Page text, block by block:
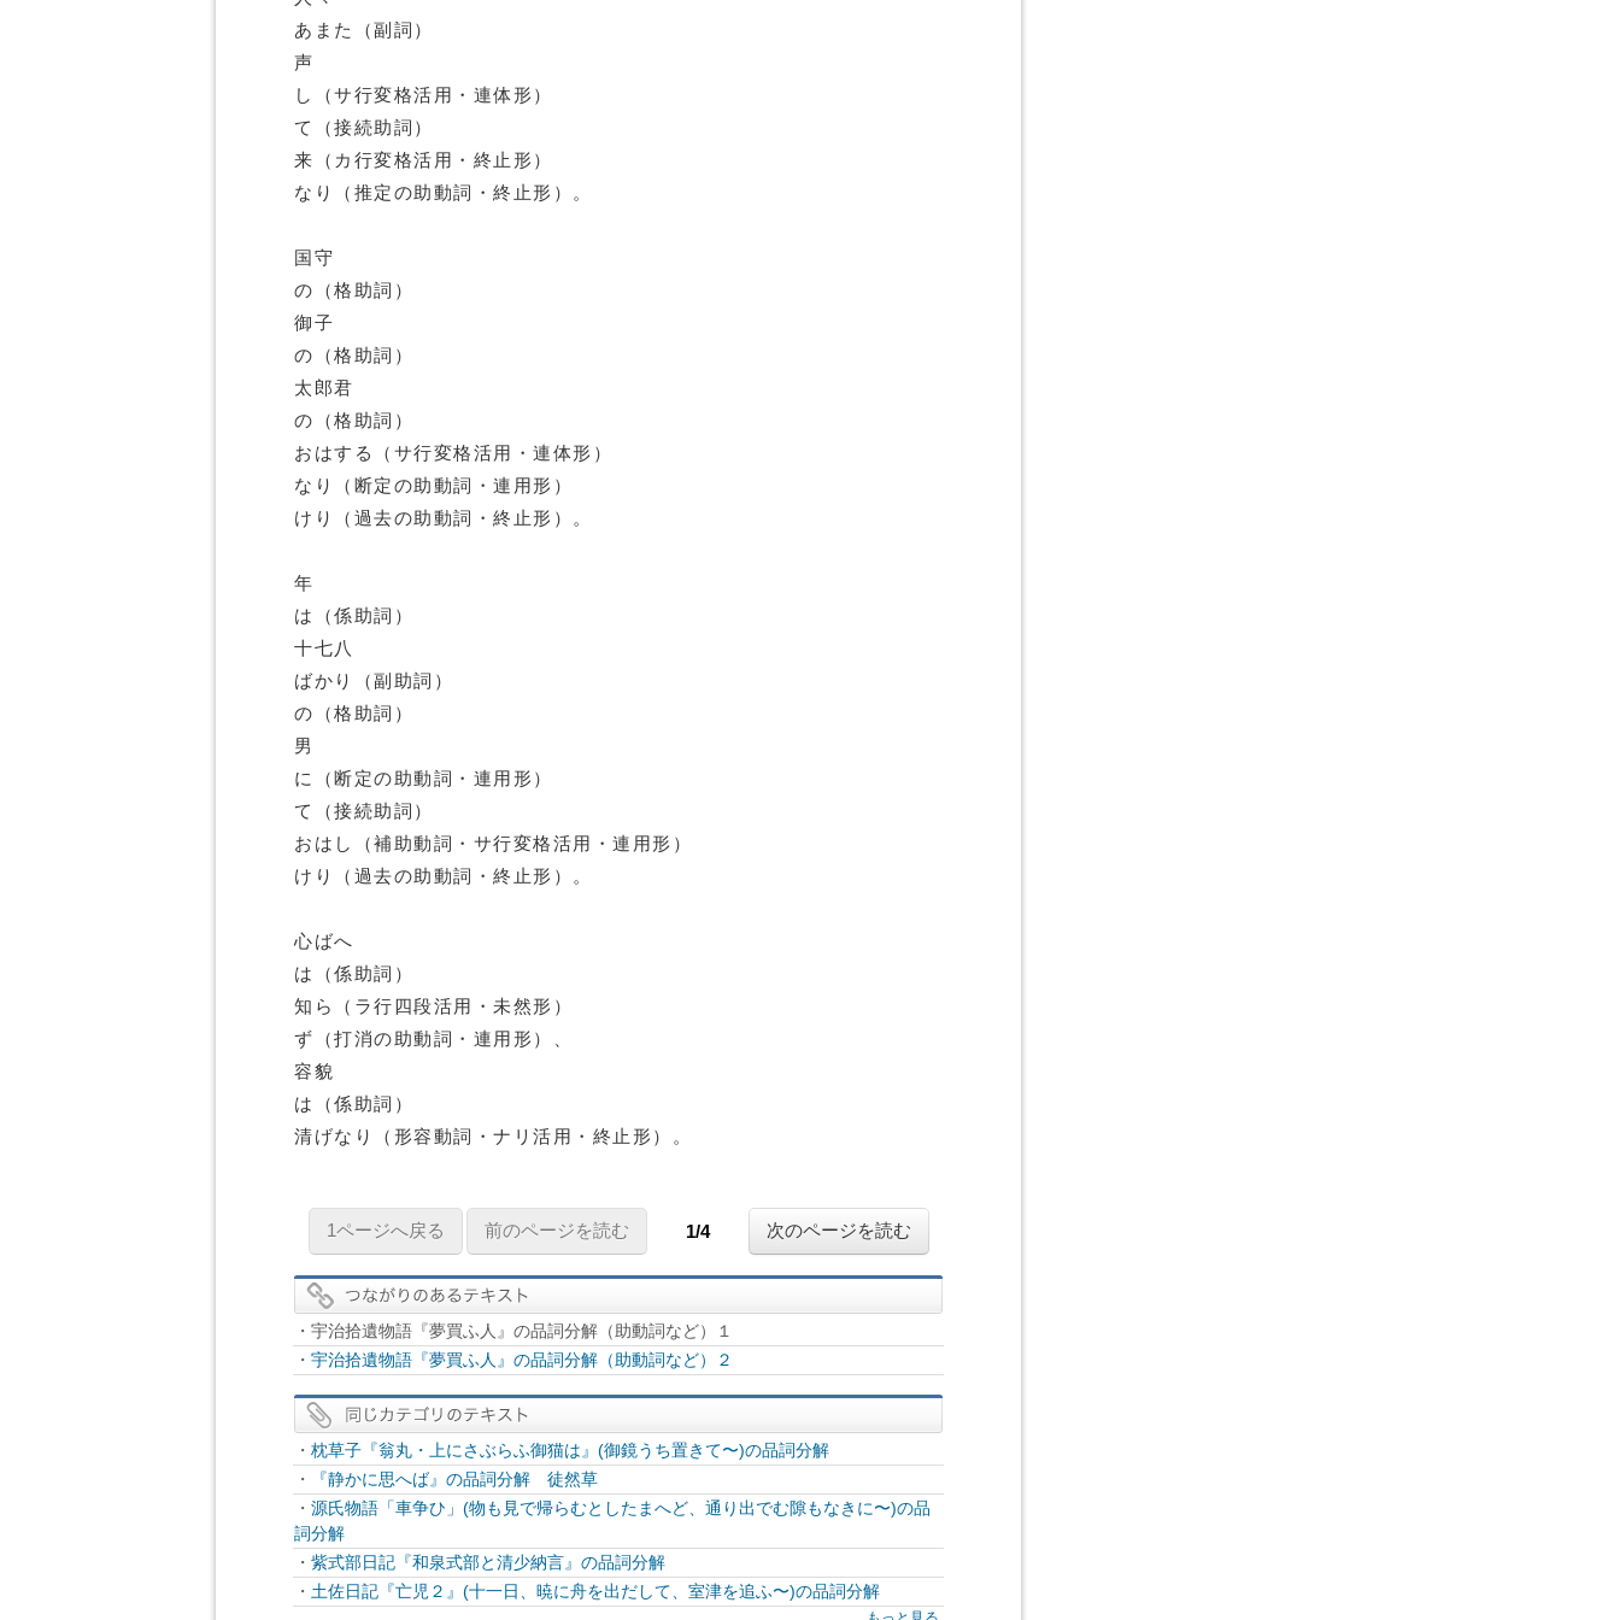
あまた（副詞）
声
し（サ行変格活用・連体形）
て（接続助詞）
来（カ行変格活用・終止形）
なり（推定の助動詞・終止形）。
国守
の（格助詞）
御子
の（格助詞）
太郎君
の（格助詞）
おはする（サ行変格活用・連体形）
なり（断定の助動詞・連用形）
けり（過去の助動詞・終止形）。
年
は（係助詞）
十七八
ばかり（副助詞）
の（格助詞）
男
に（断定の助動詞・連用形）
て（接続助詞）
おはし（補助動詞・サ行変格活用・連用形）
けり（過去の助動詞・終止形）。
心ばへ
は（係助詞）
知ら（ラ行四段活用・未然形）
ず（打消の助動詞・連用形）、
容貌
は（係助詞）
清げなり（形容動詞・ナリ活用・終止形）。
1ページへ戻る 前のページを読む 1/4 次のページを読む
・宇治拾遺物語『夢買ふ人』の品詞分解（助動詞など）１
・ 宇治拾遺物語『夢買ふ人』の品詞分解（助動詞など）２
・ 枕草子『翁丸・上にさぶらふ御猫は』(御鏡うち置きて〜)の品詞分解
・
『静かに思へば』の品詞分解 徒然草
・ 源氏物語「車争ひ」(物も見で帰らむとしたまへど、通り出でむ隙もなきに〜)の品
詞分解
・ 紫式部日記『和泉式部と清少納言』の品詞分解
・ 土佐日記『亡児２』(十一日、暁に舟を出だして、室津を追ふ〜)の品詞分解